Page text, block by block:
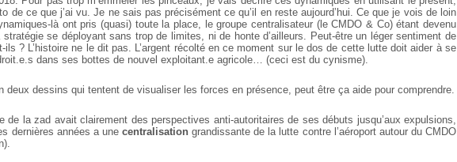
de ce que j’ai vu. Je ne sais pas précisément ce qu’il en reste aujourd’hui. Ce que je vois de loin
là ont pris (quasi) toute la place, le groupe centralisateur (le CMDO & Co) étant devenu
stratégie se déployant sans trop de limites, ni de honte d’ailleurs. Peut-être un léger sentiment de
ils ? L’histoire ne le dit pas. L’argent récolté en ce moment sur le dos de cette lutte doit aider à se
dans ses bottes de nouvel exploitant.e agricole… (ceci est du cynisme).
deux dessins qui tentent de visualiser les forces en présence, peut être ça aide pour comprendre.
de la zad avait clairement des perspectives anti-autoritaires de ses débuts jusqu’aux expulsions,
dernières années a une centralisationgrandissante de la lutte contre l’aéroport autour du CMDO